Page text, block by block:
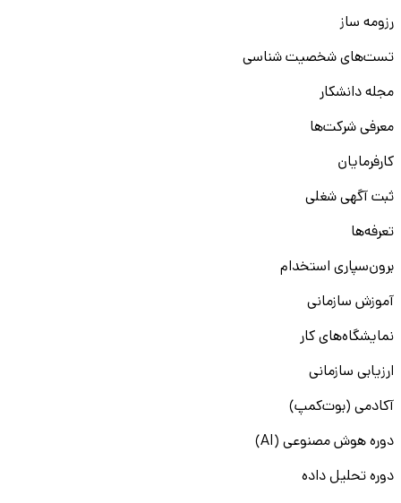
رزومه ساز
تست‌های شخصیت شناسی
مجله دانشکار
معرفی شرکت‌ها
کارفرمایان
ثبت آگهی شغلی
تعرفه‌ها
برون‌سپاری استخدام
آموزش سازمانی
نمایشگاه‌های کار
ارزیابی سازمانی
آکادمی (بوت‌کمپ)
دوره هوش مصنوعی (AI)
دوره تحلیل داده